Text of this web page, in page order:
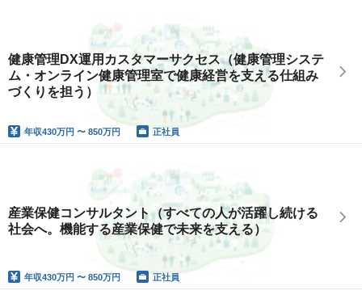
健康管理DX運用カスタマーサクセス（健康管理システ
ム・オンライン健康管理室で健康経営を支える仕組み
づくりを担う）
年収430万円 〜 850万円 正社員
産業保健コンサルタント（すべての人が活躍し続ける
社会へ。機能する産業保健で未来を支える）
年収430万円 〜 850万円 正社員